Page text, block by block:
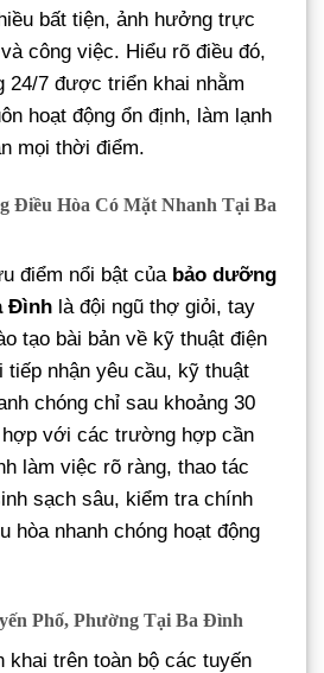
bất tiện, ảnh hưởng trực
công việc. Hiểu rõ điều đó,
24/7 được triển khai nhằm
hoạt động ổn định, làm lạnh
mọi thời điểm.
Điều Hòa Có Mặt Nhanh Tại Ba
điểm nổi bật của bảo dưỡng
Đình là đội ngũ thợ giỏi, tay
tạo bài bản về kỹ thuật điện
tiếp nhận yêu cầu, kỹ thuật
chóng chỉ sau khoảng 30
hợp với các trường hợp cần
làm việc rõ ràng, thao tác
sạch sâu, kiểm tra chính
hòa nhanh chóng hoạt động
Phố, Phường Tại Ba Đình
khai trên toàn bộ các tuyến